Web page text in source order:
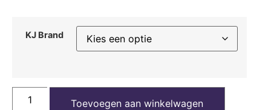
KJ Brand
Toevoegen aan winkelwagen